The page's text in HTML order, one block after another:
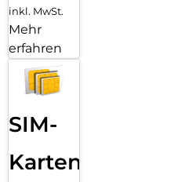
inkl. MwSt.
Mehr
erfahren
SIM-
Karten